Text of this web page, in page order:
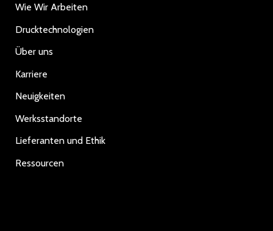
Wie Wir Arbeiten
Drucktechnologien
Über uns
Karriere
Neuigkeiten
Werksstandorte
Lieferanten und Ethik
Ressourcen